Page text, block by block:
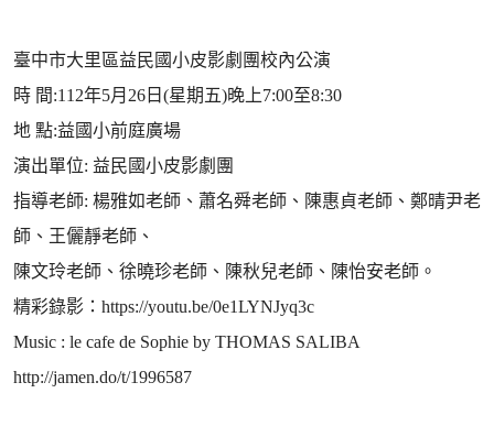
臺中市大里區益民國小皮影劇團校內公演
時 間:112年5月26日(星期五)晚上7:00至8:30
地 點:益國小前庭廣場
演出單位: 益民國小皮影劇團
指導老師: 楊雅如老師、蕭名舜老師、陳惠貞老師、鄭晴尹老
師、王儷靜老師、
陳文玲老師、徐曉珍老師、陳秋兒老師、陳怡安老師。
精彩錄影：https://youtu.be/0e1LYNJyq3c
Music : le cafe de Sophie by THOMAS SALIBA
http://jamen.do/t/1996587